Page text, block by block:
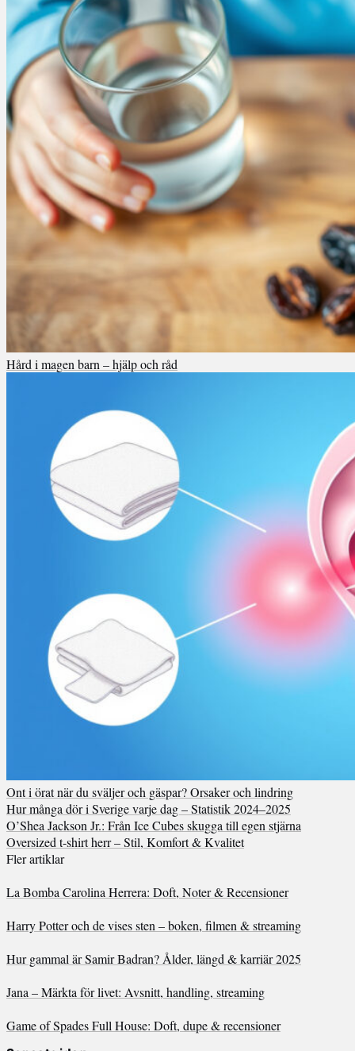
Hård i magen barn – hjälp och råd
Ont i örat när du sväljer och gäspar? Orsaker och lindring
Hur många dör i Sverige varje dag – Statistik 2024–2025
O’Shea Jackson Jr.: Från Ice Cubes skugga till egen stjärna
Oversized t-shirt herr – Stil, Komfort & Kvalitet
Fler artiklar
La Bomba Carolina Herrera: Doft, Noter & Recensioner
Harry Potter och de vises sten – boken, filmen & streaming
Hur gammal är Samir Badran? Ålder, längd & karriär 2025
Jana – Märkta för livet: Avsnitt, handling, streaming
Game of Spades Full House: Doft, dupe & recensioner